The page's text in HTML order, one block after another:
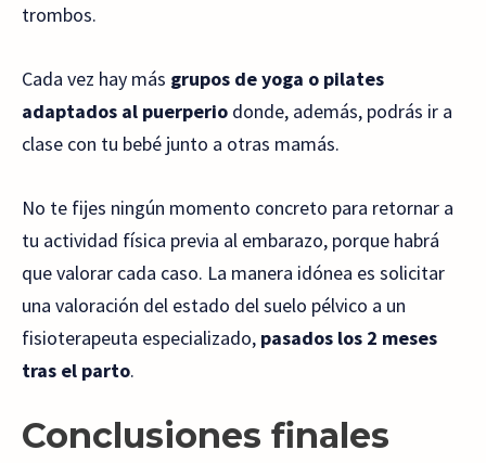
trombos.
Cada vez hay más grupos de yoga o pilates
adaptados al puerperio donde, además, podrás ir a
clase con tu bebé junto a otras mamás.
No te fijes ningún momento concreto para retornar a
tu actividad física previa al embarazo, porque habrá
que valorar cada caso. La manera idónea es solicitar
una valoración del estado del suelo pélvico a un
fisioterapeuta especializado, pasados los 2 meses
tras el parto.
Conclusiones finales